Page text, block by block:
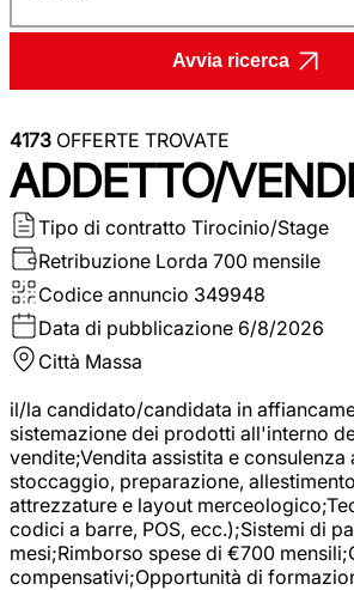
Avvia ricerca
4173 OFFERTE TROVATE
ADDETTO/
Tipo di contratto Tirocinio/Stage
Retribuzione Lorda 700 mensile
Codice annuncio 349948
Data di pubblicazione 6/8/2026
Città Massa
il/la candidato/candidata in
sistemazione dei prodotti all'interno
vendite;Vendita assistita e
stoccaggio, preparazione,
attrezzature e layout
codici a barre, POS, ecc.);Sistemi di
mesi;Rimborso spese di €700
compensativi;Opportunità di